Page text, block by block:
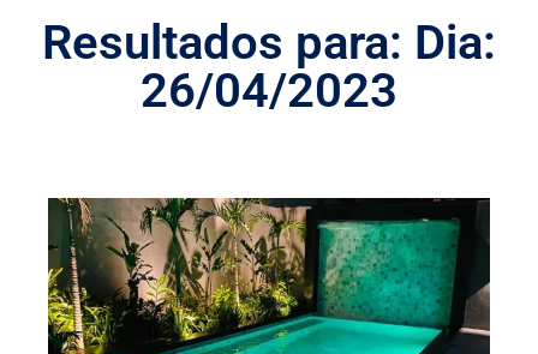
Resultados para: Dia:
26/04/2023